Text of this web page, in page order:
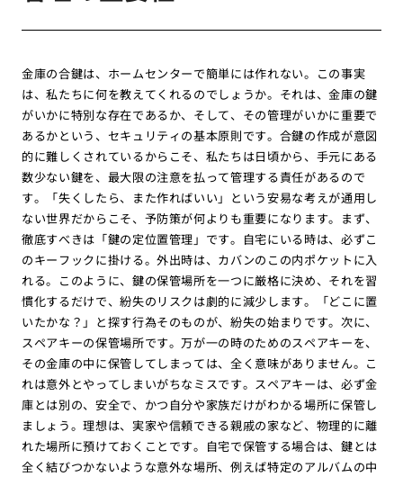
金庫の合鍵は、ホームセンターで簡単には作れない。この事実
は、私たちに何を教えてくれるのでしょうか。それは、金庫の鍵
がいかに特別な存在であるか、そして、その管理がいかに重要で
あるかという、セキュリティの基本原則です。合鍵の作成が意図
的に難しくされているからこそ、私たちは日頃から、手元にある
数少ない鍵を、最大限の注意を払って管理する責任があるので
す。「失くしたら、また作ればいい」という安易な考えが通用し
ない世界だからこそ、予防策が何よりも重要になります。まず、
徹底すべきは「鍵の定位置管理」です。自宅にいる時は、必ずこ
のキーフックに掛ける。外出時は、カバンのこの内ポケットに入
れる。このように、鍵の保管場所を一つに厳格に決め、それを習
慣化するだけで、紛失のリスクは劇的に減少します。「どこに置
いたかな？」と探す行為そのものが、紛失の始まりです。次に、
スペアキーの保管場所です。万が一の時のためのスペアキーを、
その金庫の中に保管してしまっては、全く意味がありません。こ
れは意外とやってしまいがちなミスです。スペアキーは、必ず金
庫とは別の、安全で、かつ自分や家族だけがわかる場所に保管し
ましょう。理想は、実家や信頼できる親戚の家など、物理的に離
れた場所に預けておくことです。自宅で保管する場合は、鍵とは
全く結びつかないような意外な場所、例えば特定のアルバムの中